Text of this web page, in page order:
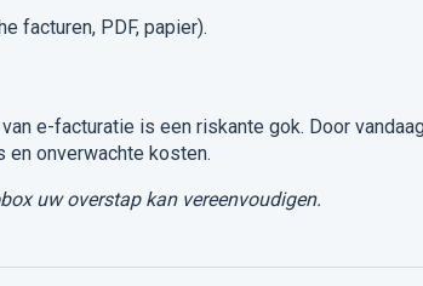
facturen, PDF, papier).
e-facturatie is een riskante gok. Door
en onverwachte kosten.
uw overstap kan vereenvoudigen.